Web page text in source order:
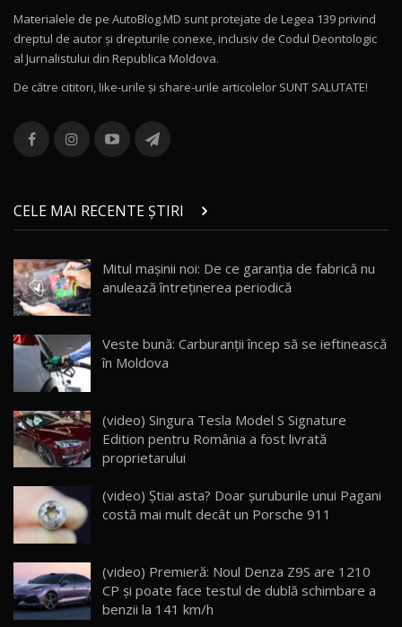
12
Noul MG HS / Test Drive AutoBlog.MD
16:48
13
combină aventura cu luxul / AutoBlog.MD
36:08
chinez care face lumea să se întoarcă după el
/ AutoBlog.MD
17:27
15 14:37
16
AutoBlogMD
13:10
17 20:06
Va fi modelul nr.1 BYD în Moldova? BYD Seal U
30:08
AutoBlog.MD
23:36
20
Noul ZEEKR 7X / Test Drive AutoBlog.MD
Materialele de pe AutoBlog.MD sunt protejate de Legea 139 privind
dreptul de autor și drepturile conexe, inclusiv de Codul Deontologic
al Jurnalistului din Republica Moldova.
De către cititori, like-urile şi share-urile articolelor SUNT SALUTATE!
CELE MAI RECENTE ȘTIRI
Mitul mașinii noi: De ce garanția de fabrică nu
anulează întreținerea periodică
Veste bună: Carburanții încep să se ieftinească
în Moldova
(video) Singura Tesla Model S Signature
Edition pentru România a fost livrată
proprietarului
(video) Știai asta? Doar șuruburile unui Pagani
costă mai mult decât un Porsche 911
(video) Premieră: Noul Denza Z9S are 1210
CP și poate face testul de dublă schimbare a
benzii la 141 km/h